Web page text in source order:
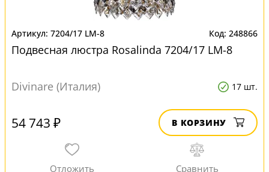
7204/17 LM-8 248866
Подвесная люстра Rosalinda 7204/17 LM-8
Divinare (Италия) 17 шт.
54 743 ₽ В КОРЗИНУ